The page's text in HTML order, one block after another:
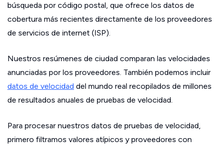
búsqueda por código postal, que ofrece los datos de
cobertura más recientes directamente de los proveedores
de servicios de internet (ISP).
Nuestros resúmenes de ciudad comparan las velocidades
anunciadas por los proveedores. También podemos incluir
datos de velocidad del mundo real recopilados de millones
de resultados anuales de pruebas de velocidad.
Para procesar nuestros datos de pruebas de velocidad,
primero filtramos valores atípicos y proveedores con